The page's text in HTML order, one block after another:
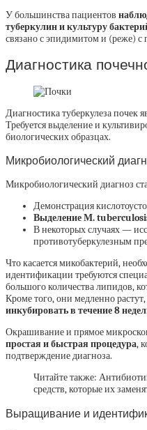
У большинства пациентов
туберкулин и культуру
связано с эпидимитом и (реже) с
Диагностика
Диагностика туберкулеза почек
Требуется выделение и
биологических образцах.
Микробиологический
Микробиологический диагноз
Демонстрация
Выделение М.
В некоторых случаях —
противотуберкулезным
Что касается микобактерий,
идентификации требуются
большого количества липидов,
Кроме того, они медленно
инкубировать в течение 8
Окрашивание и прямое
простая и быстрая процедура,
подтверждение диагноза.
Читайте также:
средств, которые их
Выращивание и